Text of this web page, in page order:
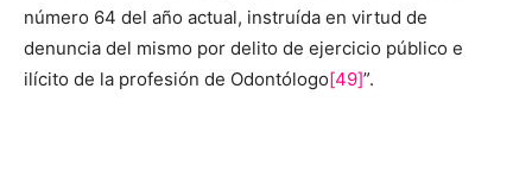
número 64 del año actual, instruída en virtud de
denuncia del mismo por delito de ejercicio público e
ilícito de la profesión de Odontólogo[49]”.